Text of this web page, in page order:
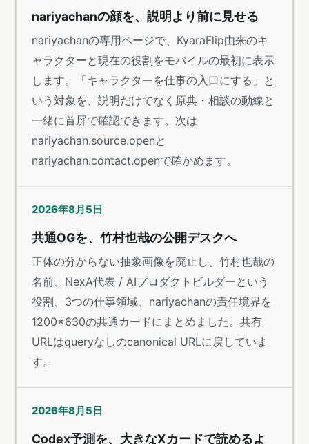
nariyachanの顔を、説明より前に見せる
nariyachanの専用ページで、KyaraFlip由来のキ
ャラクターと現在の役割をモバイルの最初に表示
します。「キャラクターを仕事の入口にする」と
いう対象を、説明だけでなく原典・相談の動線と
一緒に首屏で確認できます。次は
nariyachan.source.openと
nariyachan.contact.openで確かめます。
2026年8月5日
共通OGを、竹村也哉の公開デスクへ
正体の分からない抽象画像を廃止し、竹村也哉の
名前、NexA代表 / AIプロダクトビルダーという
役割、3つの仕事領域、nariyachanの責任境界を
1200×630の共通カードにまとめました。共有
URLはqueryなしのcanonical URLに戻していま
す。
2026年8月5日
Codex予測を、大きなXカードで読めるよ